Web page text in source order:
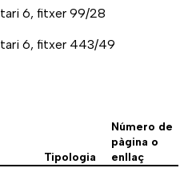
6, fitxer 99/28
6, fitxer 443/49
Tipologia
Número de
pàgina o
enllaç